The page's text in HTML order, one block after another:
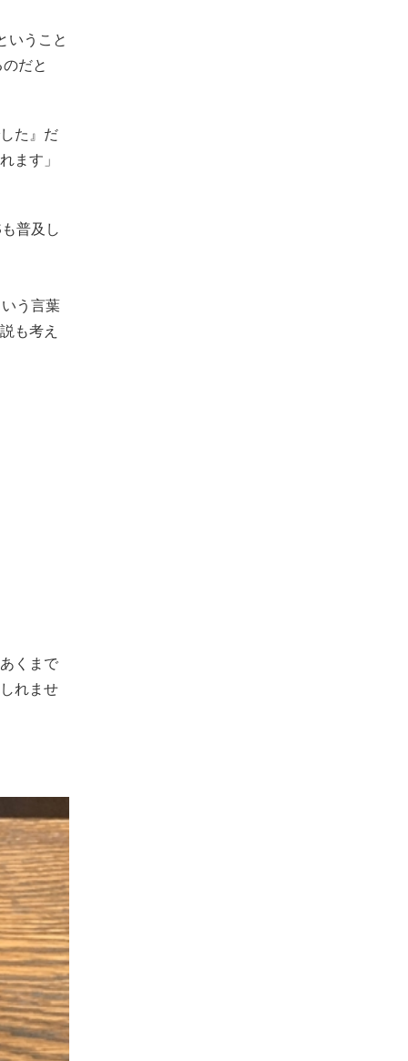
いうこと
だと
た』だ
ます」
普及し
う言葉
も考え
くまで
れませ